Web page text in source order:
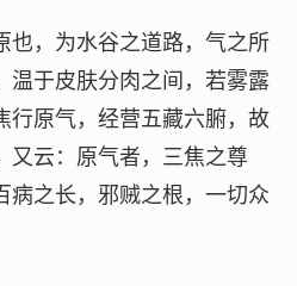
也，为水谷之道路，气之所
温于皮肤分肉之间，若雾露
行原气，经营五藏六腑，故
又云：原气者，三焦之尊
病之长，邪贼之根，一切众